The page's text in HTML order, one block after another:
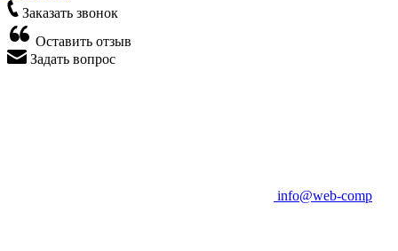
Заказать звонок
Оставить отзыв
Задать вопрос
info@web-comp